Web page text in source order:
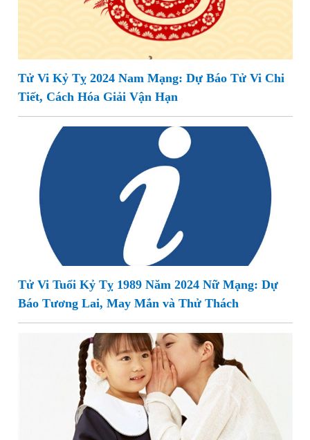
Tử Vi Kỷ Tỵ 2024 Nam Mạng: Dự Báo Tử Vi Chi
Tiết, Cách Hóa Giải Vận Hạn
Tử Vi Tuổi Kỷ Tỵ 1989 Năm 2024 Nữ Mạng: Dự
Báo Tương Lai, May Mắn và Thử Thách